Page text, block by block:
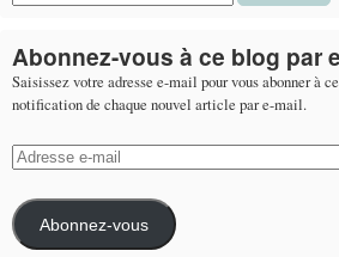
Abonnez-vous à ce blog par
Saisissez votre adresse e-mail pour vous abonner à
notification de chaque nouvel article par e-mail.
Adresse
e-
mail
Abonnez-vous